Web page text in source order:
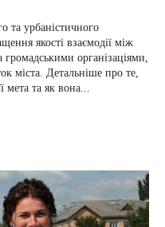
та урбаністичного
якості взаємодії між
організаціями,
міста. Детальніше про те,
мета та як вона...